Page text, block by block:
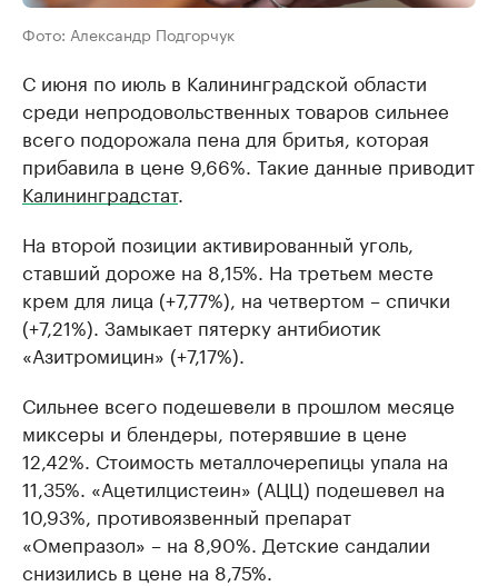
Фото: Александр Подгорчук
С июня по июль в Калининградской области
среди непродовольственных товаров сильнее
всего подорожала пена для бритья, которая
прибавила в цене 9,66%. Такие данные приводит
Калининградстат.
На второй позиции активированный уголь,
ставший дороже на 8,15%. На третьем месте
крем для лица (+7,77%), на четвертом – спички
(+7,21%). Замыкает пятерку антибиотик
«Азитромицин» (+7,17%).
Сильнее всего подешевели в прошлом месяце
миксеры и блендеры, потерявшие в цене
12,42%. Стоимость металлочерепицы упала на
11,35%. «Ацетилцистеин» (АЦЦ) подешевел на
10,93%, противоязвенный препарат
«Омепразол» – на 8,90%. Детские сандалии
снизились в цене на 8,75%.